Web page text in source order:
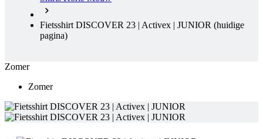
Fietsshirt DISCOVER 23 | Activex | JUNIOR (huidige
pagina)
Zomer
Zomer